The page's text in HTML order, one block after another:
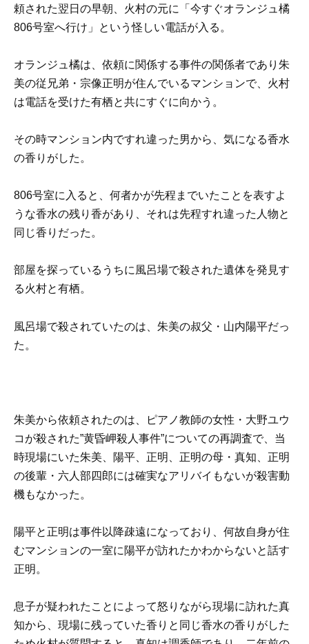
頼された翌日の早朝、火村の元に「今すぐオランジュ橘
806号室へ行け」という怪しい電話が入る。
オランジュ橘は、依頼に関係する事件の関係者であり朱
美の従兄弟・宗像正明が住んでいるマンションで、火村
は電話を受けた有栖と共にすぐに向かう。
その時マンション内ですれ違った男から、気になる香水
の香りがした。
806号室に入ると、何者かが先程までいたことを表すよ
うな香水の残り香があり、それは先程すれ違った人物と
同じ香りだった。
部屋を探っているうちに風呂場で殺された遺体を発見す
る火村と有栖。
風呂場で殺されていたのは、朱美の叔父・山内陽平だっ
た。
朱美から依頼されたのは、ピアノ教師の女性・大野ユウ
コが殺された”黄昏岬殺人事件”についての再調査で、当
時現場にいた朱美、陽平、正明、正明の母・真知、正明
の後輩・六人部四郎には確実なアリバイもないが殺害動
機もなかった。
陽平と正明は事件以降疎遠になっており、何故自身が住
むマンションの一室に陽平が訪れたかわからないと話す
正明。
息子が疑われたことによって怒りながら現場に訪れた真
知から、現場に残っていた香りと同じ香水の香りがした